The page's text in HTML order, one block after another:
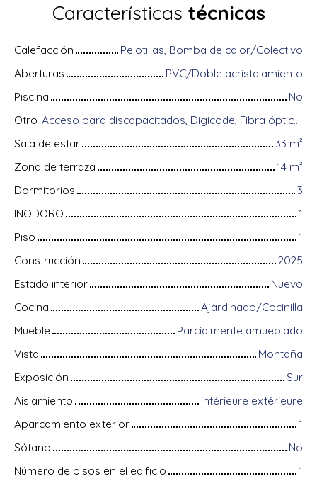
Características técnicas
Calefacción
Pelotillas, Bomba de calor/Colectivo
Aberturas
PVC/Doble acristalamiento
Piscina
No
Otro
Acceso para discapacitados, Digicode, Fibra óptica, Intercomunicador, Almacenamiento de bicicletas, Portón motorizado, Videófono, Persianas eléctricas
Sala de estar
33 m²
Zona de terraza
14 m²
Dormitorios
3
INODORO
1
Piso
1
Construcción
2025
Estado interior
Nuevo
Cocina
Ajardinado/Cocinilla
Mueble
Parcialmente amueblado
Vista
Montaña
Exposición
Sur
Aislamiento
intérieure extérieure
Aparcamiento exterior
1
Sótano
No
Número de pisos en el edificio
1